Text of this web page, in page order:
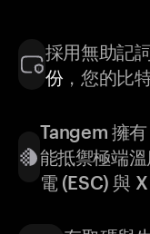
採用無助記
份，您的比
Tangem 擁有
能抵禦極端
電 (ESC) 與 X